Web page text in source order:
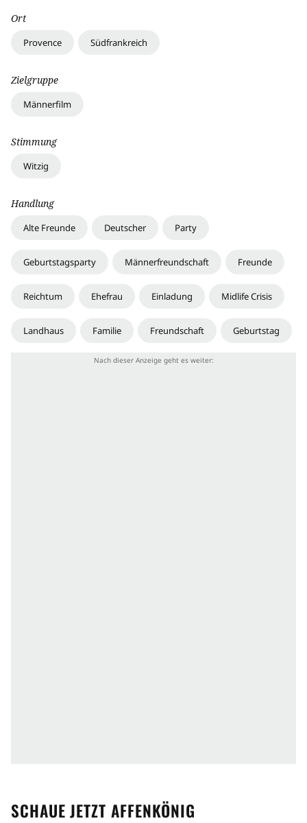
Ort
Provence Südfrankreich
Zielgruppe
Männerfilm
Stimmung
Witzig
Handlung
Alte Freunde Deutscher Party
Geburtstagsparty Männerfreundschaft Freunde
Reichtum Ehefrau Einladung Midlife Crisis
Landhaus Familie Freundschaft Geburtstag
SCHAUE JETZT AFFENKÖNIG